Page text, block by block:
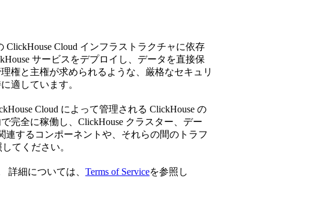
Cloud インフラストラクチャに依存
サービスをデプロイし、データを直接保
権と主権が求められるような、厳格なセキュリ
適しています。
Cloud によって管理される ClickHouse の
完全に稼働し、ClickHouse クラスター、デー
連するコンポーネントや、それらの間のトラフ
てください。
詳細については、 Terms of Serviceを参照し